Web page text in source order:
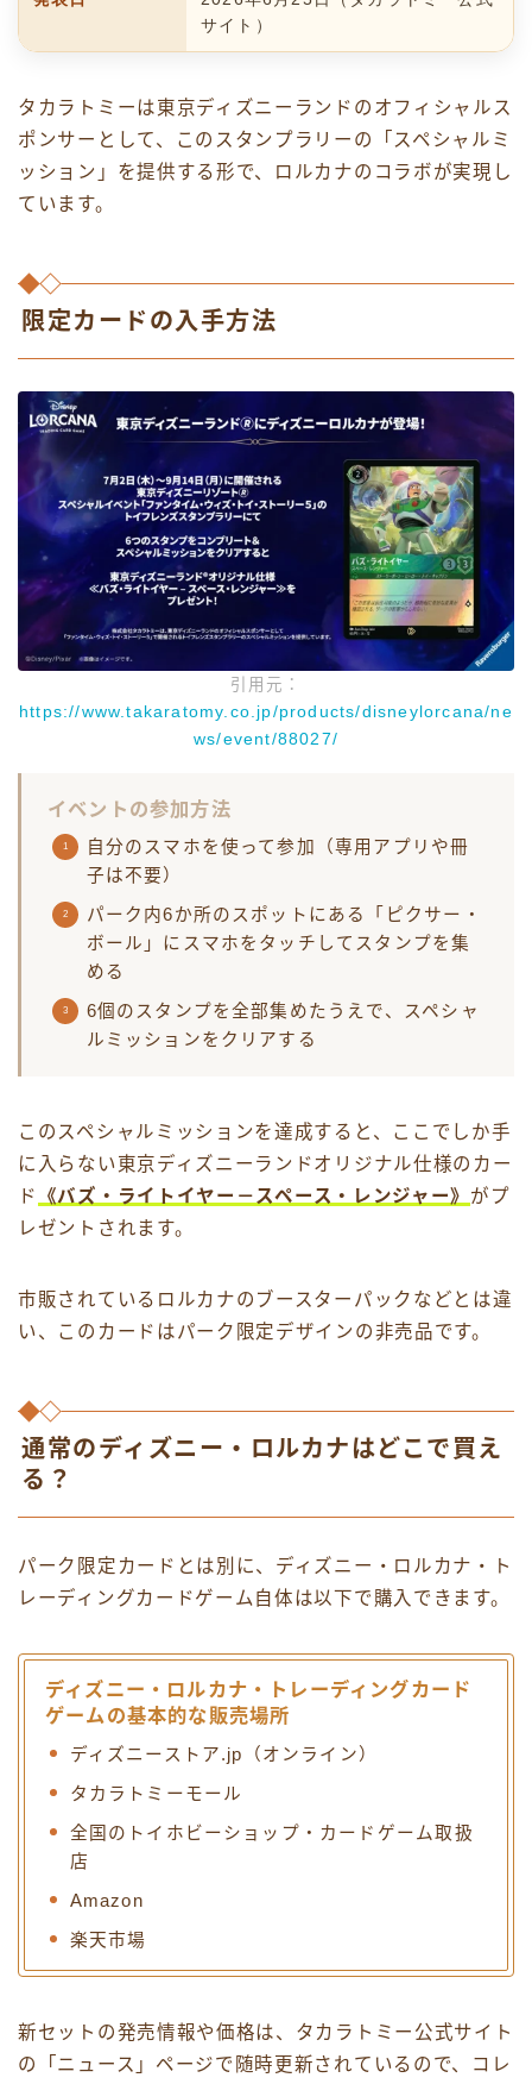
サイト）
タカラトミーは東京ディズニーランドのオフィシャルス
ポンサーとして、このスタンプラリーの「スペシャルミ
ッション」を提供する形で、ロルカナのコラボが実現し
ています。
限定カードの入手方法
引用元：
https://www.takaratomy.co.jp/products/disneylorcana/ne
ws/event/88027/
イベントの参加方法
自分のスマホを使って参加（専用アプリや冊
子は不要）
パーク内6か所のスポットにある「ピクサー・
ボール」にスマホをタッチしてスタンプを集
める
6個のスタンプを全部集めたうえで、スペシャ
ルミッションをクリアする
このスペシャルミッションを達成すると、ここでしか手
に入らない東京ディズニーランドオリジナル仕様のカー
ド
《バズ・ライトイヤー－スペース・レンジャー》 がプ
レゼントされます。
市販されているロルカナのブースターパックなどとは違
い、このカードはパーク限定デザインの非売品です。
通常のディズニー・ロルカナはどこで買え
る？
パーク限定カードとは別に、ディズニー・ロルカナ・ト
レーディングカードゲーム自体は以下で購入できます。
ディズニー・ロルカナ・トレーディングカード
ゲームの基本的な販売場所
ディズニーストア.jp（オンライン）
タカラトミーモール
全国のトイホビーショップ・カードゲーム取扱
店
Amazon
楽天市場
新セットの発売情報や価格は、タカラトミー公式サイト
の「ニュース」ページで随時更新されているので、コレ